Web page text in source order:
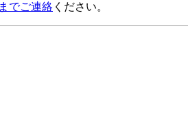
でご連絡 ください。